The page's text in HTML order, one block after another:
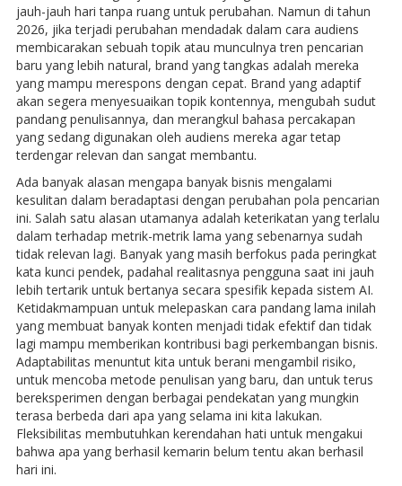
jauh-jauh hari tanpa ruang untuk perubahan. Namun di tahun
2026, jika terjadi perubahan mendadak dalam cara audiens
membicarakan sebuah topik atau munculnya tren pencarian
baru yang lebih natural, brand yang tangkas adalah mereka
yang mampu merespons dengan cepat. Brand yang adaptif
akan segera menyesuaikan topik kontennya, mengubah sudut
pandang penulisannya, dan merangkul bahasa percakapan
yang sedang digunakan oleh audiens mereka agar tetap
terdengar relevan dan sangat membantu.
Ada banyak alasan mengapa banyak bisnis mengalami
kesulitan dalam beradaptasi dengan perubahan pola pencarian
ini. Salah satu alasan utamanya adalah keterikatan yang terlalu
dalam terhadap metrik-metrik lama yang sebenarnya sudah
tidak relevan lagi. Banyak yang masih berfokus pada peringkat
kata kunci pendek, padahal realitasnya pengguna saat ini jauh
lebih tertarik untuk bertanya secara spesifik kepada sistem AI.
Ketidakmampuan untuk melepaskan cara pandang lama inilah
yang membuat banyak konten menjadi tidak efektif dan tidak
lagi mampu memberikan kontribusi bagi perkembangan bisnis.
Adaptabilitas menuntut kita untuk berani mengambil risiko,
untuk mencoba metode penulisan yang baru, dan untuk terus
bereksperimen dengan berbagai pendekatan yang mungkin
terasa berbeda dari apa yang selama ini kita lakukan.
Fleksibilitas membutuhkan kerendahan hati untuk mengakui
bahwa apa yang berhasil kemarin belum tentu akan berhasil
hari ini.